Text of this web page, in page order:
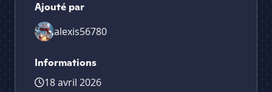
Ajouté par
alexis56780
Informations
18 avril 2026